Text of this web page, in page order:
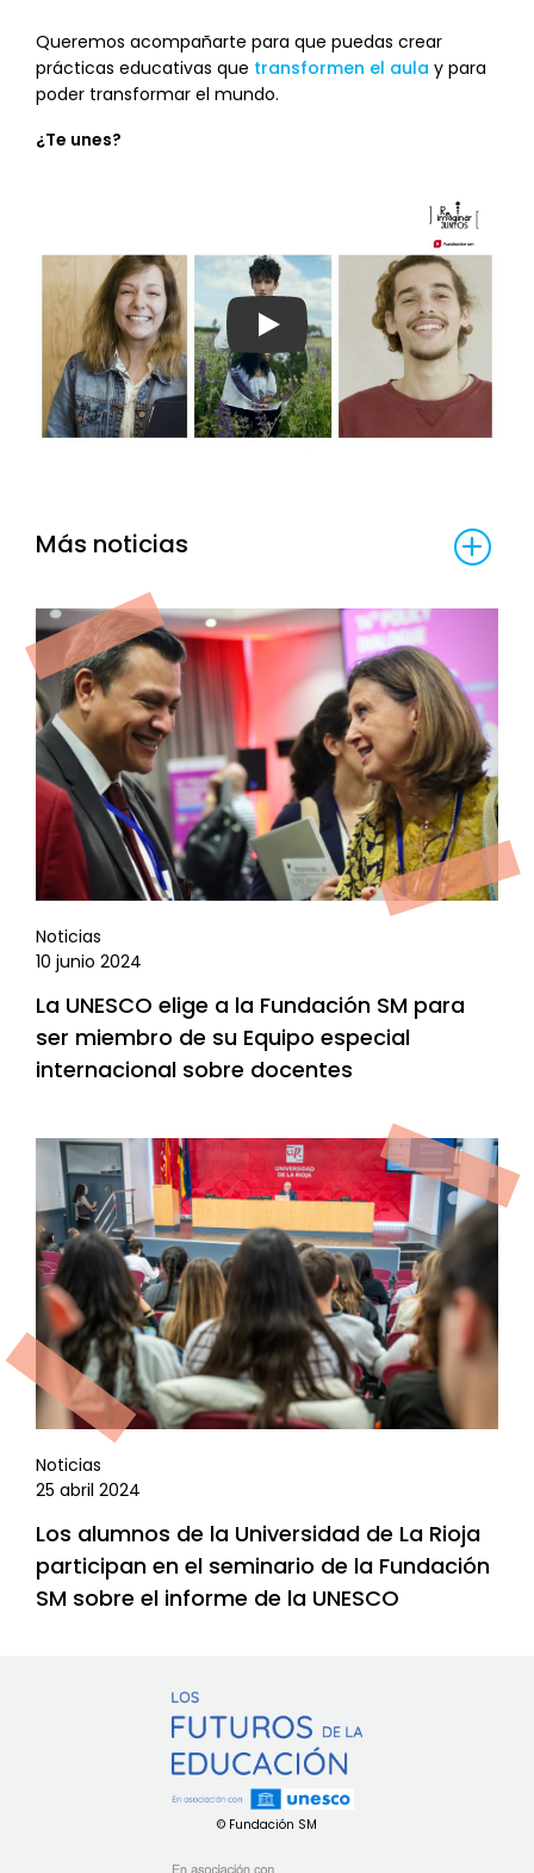
Queremos acompañarte para que puedas crear
prácticas educativas que transformen el aula y para
poder transformar el mundo.
¿Te unes?
Ver video
Más noticias
Noticias
10 junio 2024
La UNESCO elige a la Fundación SM para
ser miembro de su Equipo especial
internacional sobre docentes
Noticias
25 abril 2024
Los alumnos de la Universidad de La Rioja
participan en el seminario de la Fundación
SM sobre el informe de la UNESCO